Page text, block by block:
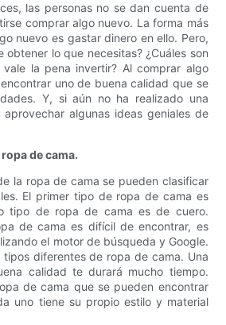
las personas no se dan cuenta de
comprar algo nuevo. La forma más
nuevo es gastar dinero en ello. Pero,
obtener lo que necesitas? ¿Cuáles son
la pena invertir? Al comprar algo
uno de buena calidad que se
Y, si aún no ha realizado una
algunas ideas geniales de
de cama.
la ropa de cama se pueden clasificar
El primer tipo de ropa de cama es
tipo de ropa de cama es de cuero.
de cama es difícil de encontrar, es
el motor de búsqueda y Google.
tipos diferentes de ropa de cama. Una
calidad te durará mucho tiempo.
de cama que se pueden encontrar
uno tiene su propio estilo y material